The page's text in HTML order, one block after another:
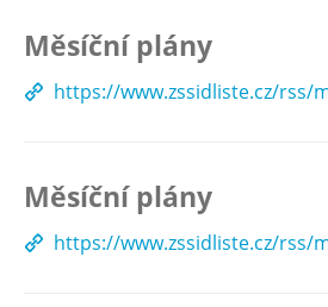
Měsíční plány
https://www.zssidliste.cz/rss/
Měsíční plány
https://www.zssidliste.cz/rss/